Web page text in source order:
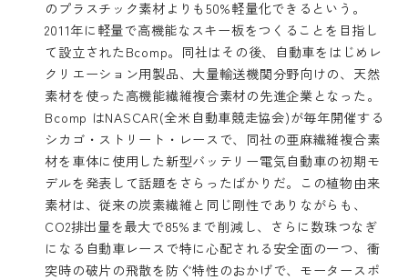
のプラスチック素材よりも50%軽量化できるという。
2011年に軽量で高機能なスキー板をつくることを目指し
て設立されたBcomp。同社はその後、自動車をはじめレ
クリエーション用製品、大量輸送機関分野向けの、天然
素材を使った高機能繊維複合素材の先進企業となった。
Bcomp はNASCAR(全米自動車競走協会)が毎年開催する
シカゴ・ストリート・レースで、同社の亜麻繊維複合素
材を車体に使用した新型バッテリー電気自動車の初期モ
デルを発表して話題をさらったばかりだ。この植物由来
素材は、従来の炭素繊維と同じ剛性でありながらも、
CO2排出量を最大で85%まで削減し、さらに数珠つなぎ
になる自動車レースで特に心配される安全面の一つ、衝
突時の破片の飛散を防ぐ特性のおかげで、モータースポ